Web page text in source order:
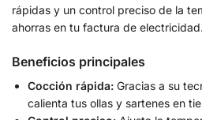
rápidas y un control preciso de la
ahorras en tu factura de electricidad.
Beneficios principales
Cocción rápida: Gracias a su
calienta tus ollas y sartenes en